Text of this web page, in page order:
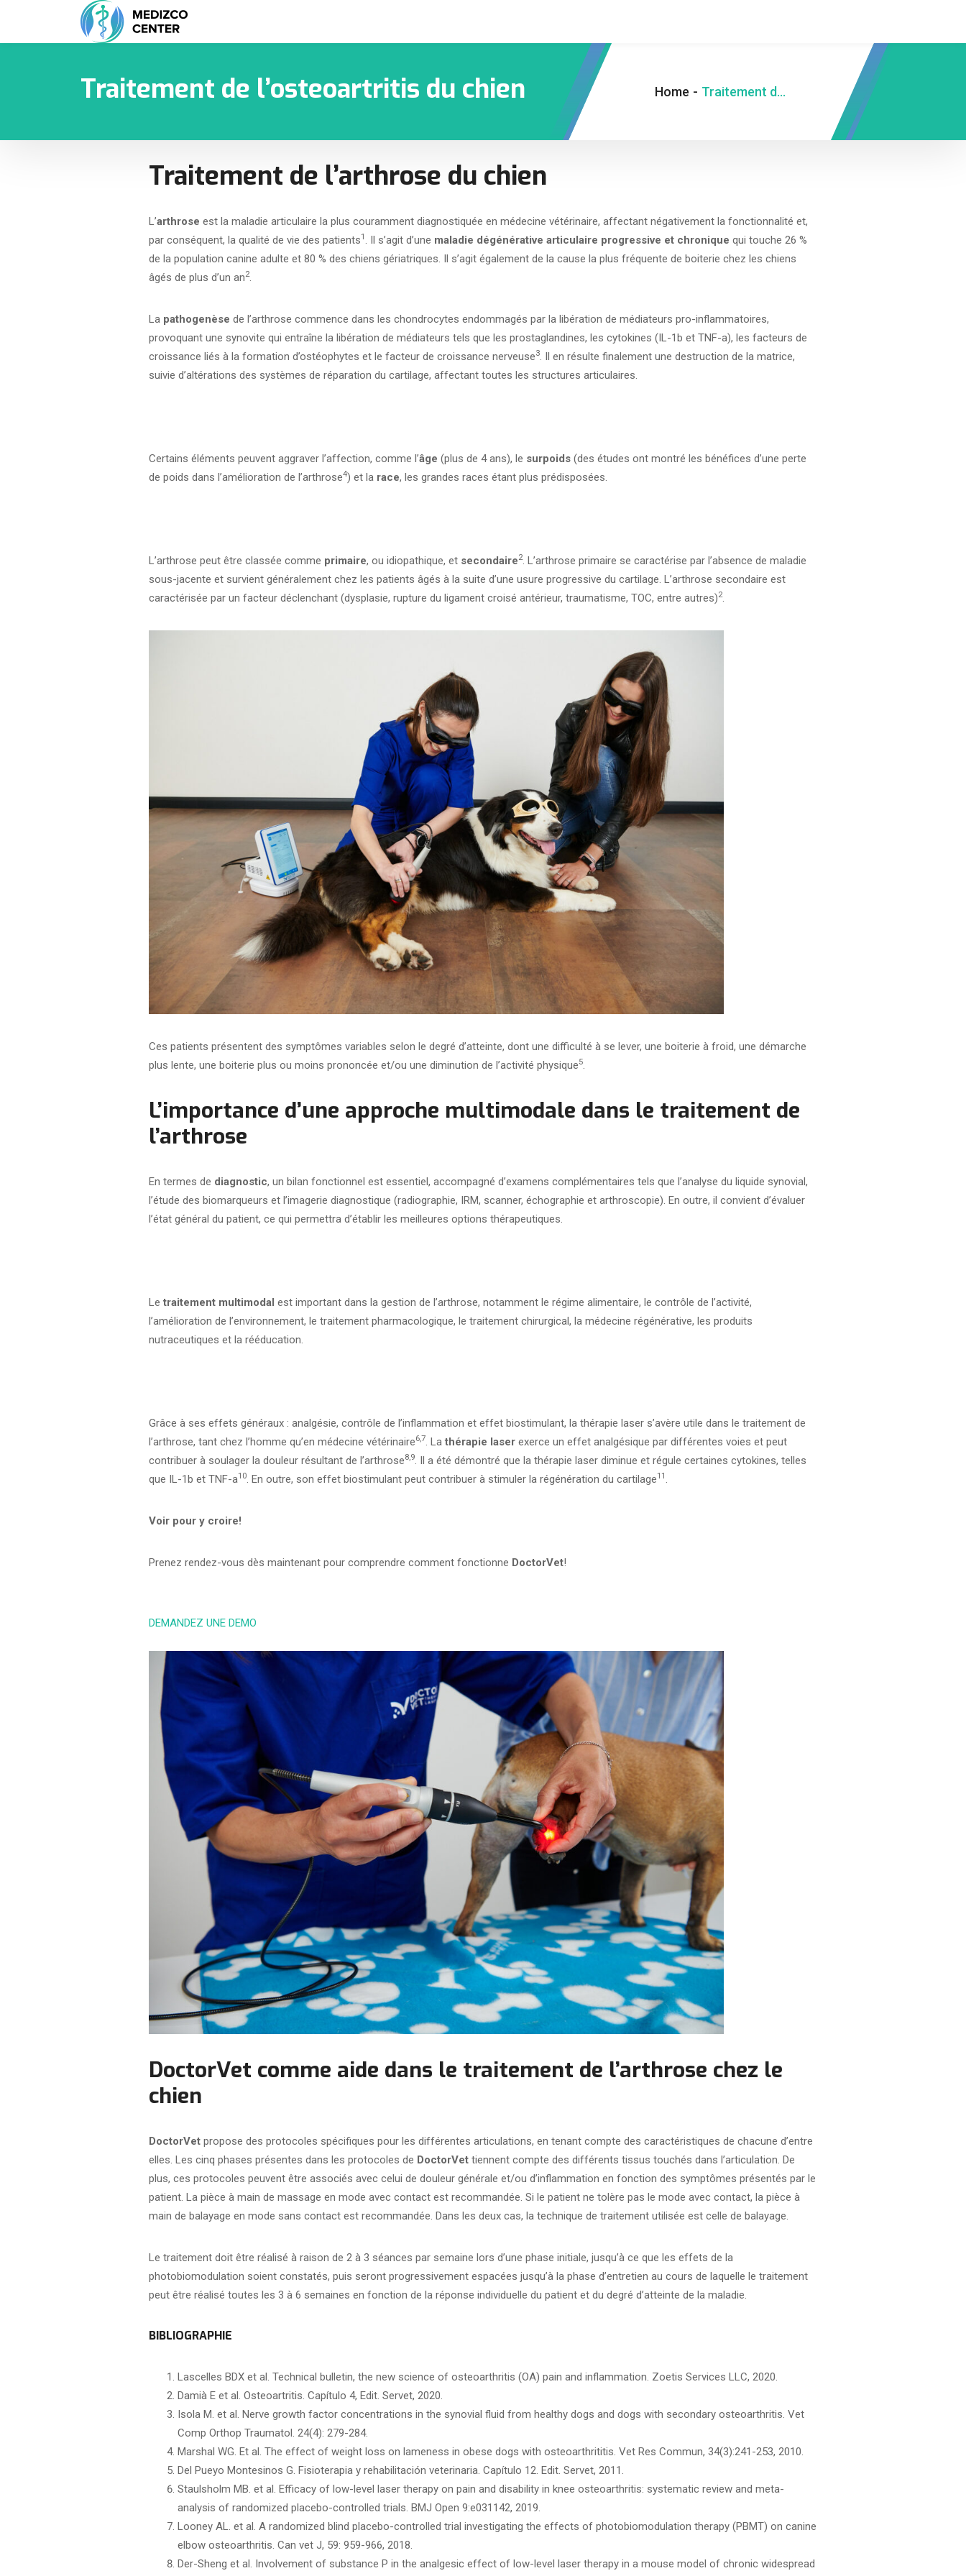
Traitement de l’osteoartritis du chien Home - Traitement de l’osteoartritis du chien
Traitement de l’arthrose du chien
L’arthrose est la maladie articulaire la plus couramment diagnostiquée en médecine vétérinaire, affectant négativement la fonctionnalité et,
par conséquent, la qualité de vie des patients1 . Il s’agit d’une maladie dégénérative articulaire progressive et chronique qui touche 26 %
de la population canine adulte et 80 % des chiens gériatriques. Il s’agit également de la cause la plus fréquente de boiterie chez les chiens
âgés de plus d’un an2.
La pathogenèse de l’arthrose commence dans les chondrocytes endommagés par la libération de médiateurs pro-inflammatoires,
provoquant une synovite qui entraîne la libération de médiateurs tels que les prostaglandines, les cytokines (IL-1b et TNF-a), les facteurs de
croissance liés à la formation d’ostéophytes et le facteur de croissance nerveuse3. Il en résulte finalement une destruction de la matrice,
suivie d’altérations des systèmes de réparation du cartilage, affectant toutes les structures articulaires.
Certains éléments peuvent aggraver l’affection, comme l’âge (plus de 4 ans), le surpoids (des études ont montré les bénéfices d’une perte
de poids dans l’amélioration de l’arthrose4) et la race, les grandes races étant plus prédisposées.
L’arthrose peut être classée comme primaire, ou idiopathique, et secondaire2. L’arthrose primaire se caractérise par l’absence de maladie
sous-jacente et survient généralement chez les patients âgés à la suite d’une usure progressive du cartilage. L’arthrose secondaire est
caractérisée par un facteur déclenchant (dysplasie, rupture du ligament croisé antérieur, traumatisme, TOC, entre autres)2.
Ces patients présentent des symptômes variables selon le degré d’atteinte, dont une difficulté à se lever, une boiterie à froid, une démarche
plus lente, une boiterie plus ou moins prononcée et/ou une diminution de l’activité physique5
L’importance d’une approche multimodale dans le traitement de
l’arthrose
En termes de diagnostic, un bilan fonctionnel est essentiel, accompagné d’examens complémentaires tels que l’analyse du liquide synovial,
l’étude des biomarqueurs et l’imagerie diagnostique (radiographie, IRM, scanner, échographie et arthroscopie). En outre, il convient d’évaluer
l’état général du patient, ce qui permettra d’établir les meilleures options thérapeutiques.
Le traitement multimodal est important dans la gestion de l’arthrose, notamment le régime alimentaire, le contrôle de l’activité,
l’amélioration de l’environnement, le traitement pharmacologique, le traitement chirurgical, la médecine régénérative, les produits
nutraceutiques et la rééducation.
Grâce à ses effets généraux : analgésie, contrôle de l’inflammation et effet biostimulant, la thérapie laser s’avère utile dans le traitement de
l’arthrose, tant chez l’homme qu’en médecine vétérinaire6,7 . La thérapie laser exerce un effet analgésique par différentes voies et peut
contribuer à soulager la douleur résultant de l’arthrose8,9
. Il a été démontré que la thérapie laser diminue et régule certaines cytokines, telles
que IL-1b et TNF-a10 . En outre, son effet biostimulant peut contribuer à stimuler la régénération du cartilage11
Voir pour y croire!
Prenez rendez-vous dès maintenant pour comprendre comment fonctionne DoctorVet!
DEMANDEZ UNE DEMO
DoctorVet comme aide dans le traitement de l’arthrose chez le
chien
DoctorVet propose des protocoles spécifiques pour les différentes articulations, en tenant compte des caractéristiques de chacune d’entre
elles. Les cinq phases présentes dans les protocoles de DoctorVet tiennent compte des différents tissus touchés dans l’articulation. De
plus, ces protocoles peuvent être associés avec celui de douleur générale et/ou d’inflammation en fonction des symptômes présentés par le
patient. La pièce à main de massage en mode avec contact est recommandée. Si le patient ne tolère pas le mode avec contact, la pièce à
main de balayage en mode sans contact est recommandée. Dans les deux cas, la technique de traitement utilisée est celle de balayage.
Le traitement doit être réalisé à raison de 2 à 3 séances par semaine lors d’une phase initiale, jusqu’à ce que les effets de la
photobiomodulation soient constatés, puis seront progressivement espacées jusqu’à la phase d’entretien au cours de laquelle le traitement
peut être réalisé toutes les 3 à 6 semaines en fonction de la réponse individuelle du patient et du degré d’atteinte de la maladie.
BIBLIOGRAPHIE
Lascelles BDX et al. Technical bulletin, the new science of osteoarthritis (OA) pain and inflammation. Zoetis Services LLC, 2020.
Damià E et al. Osteoartritis. Capítulo 4, Edit. Servet, 2020.
Isola M. et al. Nerve growth factor concentrations in the synovial fluid from healthy dogs and dogs with secondary osteoarthritis. Vet
Comp Orthop Traumatol. 24(4): 279-284.
Marshal WG. Et al. The effect of weight loss on lameness in obese dogs with osteoarthrititis. Vet Res Commun, 34(3):241-253, 2010.
Del Pueyo Montesinos G. Fisioterapia y rehabilitación veterinaria. Capítulo 12. Edit. Servet, 2011.
Staulsholm MB. et al. Efficacy of low-level laser therapy on pain and disability in knee osteoarthritis: systematic review and meta-
analysis of randomized placebo-controlled trials. BMJ Open 9:e031142, 2019.
Looney AL. et al. A randomized blind placebo-controlled trial investigating the effects of photobiomodulation therapy (PBMT) on canine
elbow osteoarthritis. Can vet J, 59: 959-966, 2018.
Der-Sheng et al. Involvement of substance P in the analgesic effect of low-level laser therapy in a mouse model of chronic widespread